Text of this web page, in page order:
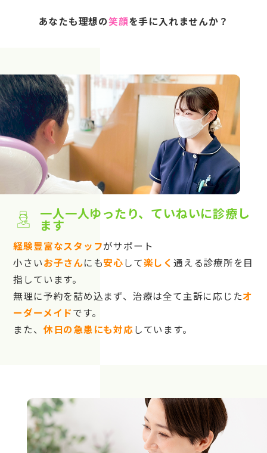
あなたも理想の笑顔を手に入れませんか？
一人一人ゆったり、ていねいに診療し
ます
経験豊富なスタッフがサポート
小さいお子さんにも安心して楽しく 通える診療所を目
指しています。
無理に予約を詰め込まず、治療は全て主訴に応じたオ
ーダーメイドです。
また、 休日の急患にも対応しています。